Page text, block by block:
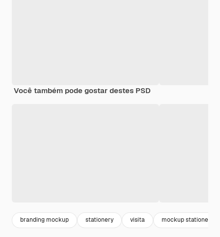
Você também pode gostar destes PSD
branding mockup stationery visita mockup stationery